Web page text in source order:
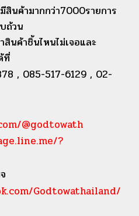
นค้ามากกว่า7000รายการ
ถ้วน
นค้าชิ้นไหนไม่เจอและ
ที่
, 085-517-6129 , 02-
@godtowath
?
Godtowathailand/